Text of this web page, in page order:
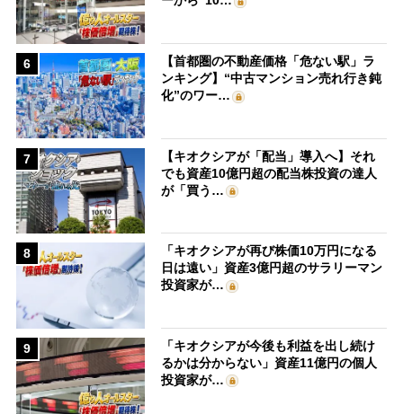
6
【首都圏の不動産価格「危ない駅」ラ
ンキング】“中古マンション売れ行き鈍
化”のワー…
7
【キオクシアが「配当」導入へ】それ
でも資産10億円超の配当株投資の達人
が「買う…
8
「キオクシアが再び株価10万円になる
日は遠い」資産3億円超のサラリーマン
投資家が…
9
「キオクシアが今後も利益を出し続け
るかは分からない」資産11億円の個人
投資家が…